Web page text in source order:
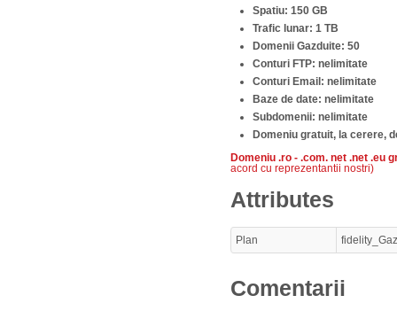
Spatiu: 150 GB
Trafic lunar: 1 TB
Domenii Gazduite: 50
Conturi FTP: nelimitate
Conturi Email: nelimitate
Baze de date: nelimitate
Subdomenii: nelimitate
Domeniu gratuit, la cerere,
Domeniu .ro - .com. net .net .eu
acord cu reprezentantii nostri)
Attributes
Plan
Comentarii